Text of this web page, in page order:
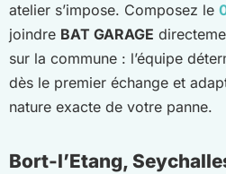
atelier s’impose. Composez le
joindre BAT GARAGE
sur la commune : l’équipe
dès le premier échange et
nature exacte de votre panne.
Bort-l’Etang,